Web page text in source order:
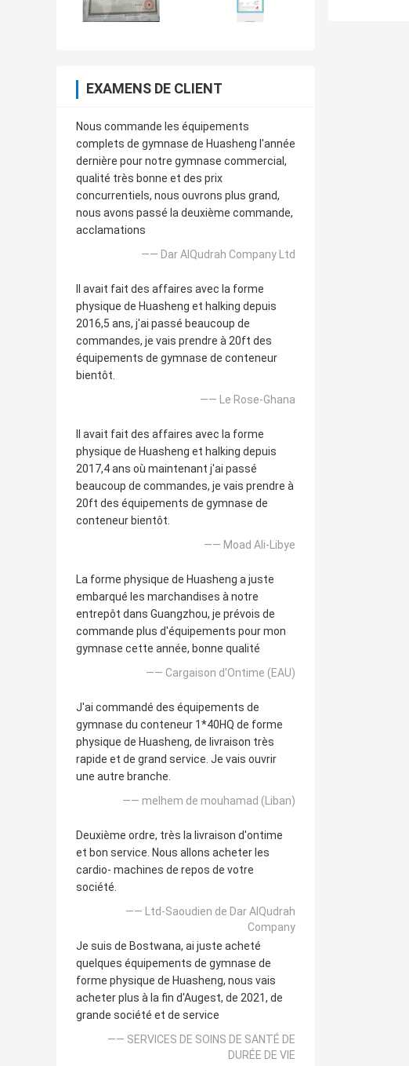
EXAMENS DE CLIENT
Nous commande les équipements
complets de gymnase de Huasheng l'année
dernière pour notre gymnase commercial,
qualité très bonne et des prix
concurrentiels, nous ouvrons plus grand,
nous avons passé la deuxième commande,
acclamations
—— Dar AlQudrah Company Ltd
Il avait fait des affaires avec la forme
physique de Huasheng et halking depuis
2016,5 ans, j'ai passé beaucoup de
commandes, je vais prendre à 20ft des
équipements de gymnase de conteneur
bientôt.
—— Le Rose-Ghana
Il avait fait des affaires avec la forme
physique de Huasheng et halking depuis
2017,4 ans où maintenant j'ai passé
beaucoup de commandes, je vais prendre à
20ft des équipements de gymnase de
conteneur bientôt.
—— Moad Ali-Libye
La forme physique de Huasheng a juste
embarqué les marchandises à notre
entrepôt dans Guangzhou, je prévois de
commande plus d'équipements pour mon
gymnase cette année, bonne qualité
—— Cargaison d'Ontime (EAU)
J'ai commandé des équipements de
gymnase du conteneur 1*40HQ de forme
physique de Huasheng, de livraison très
rapide et de grand service. Je vais ouvrir
une autre branche.
—— melhem de mouhamad (Liban)
Deuxième ordre, très la livraison d'ontime
et bon service. Nous allons acheter les
cardio- machines de repos de votre
société.
—— Ltd-Saoudien de Dar AlQudrah
Company
Je suis de Bostwana, ai juste acheté
quelques équipements de gymnase de
forme physique de Huasheng, nous vais
acheter plus à la fin d'Augest, de 2021, de
grande société et de service
—— SERVICES DE SOINS DE SANTÉ DE
DURÉE DE VIE